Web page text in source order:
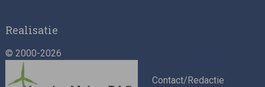
Realisatie
© 2000-2026
Contact/Redactie